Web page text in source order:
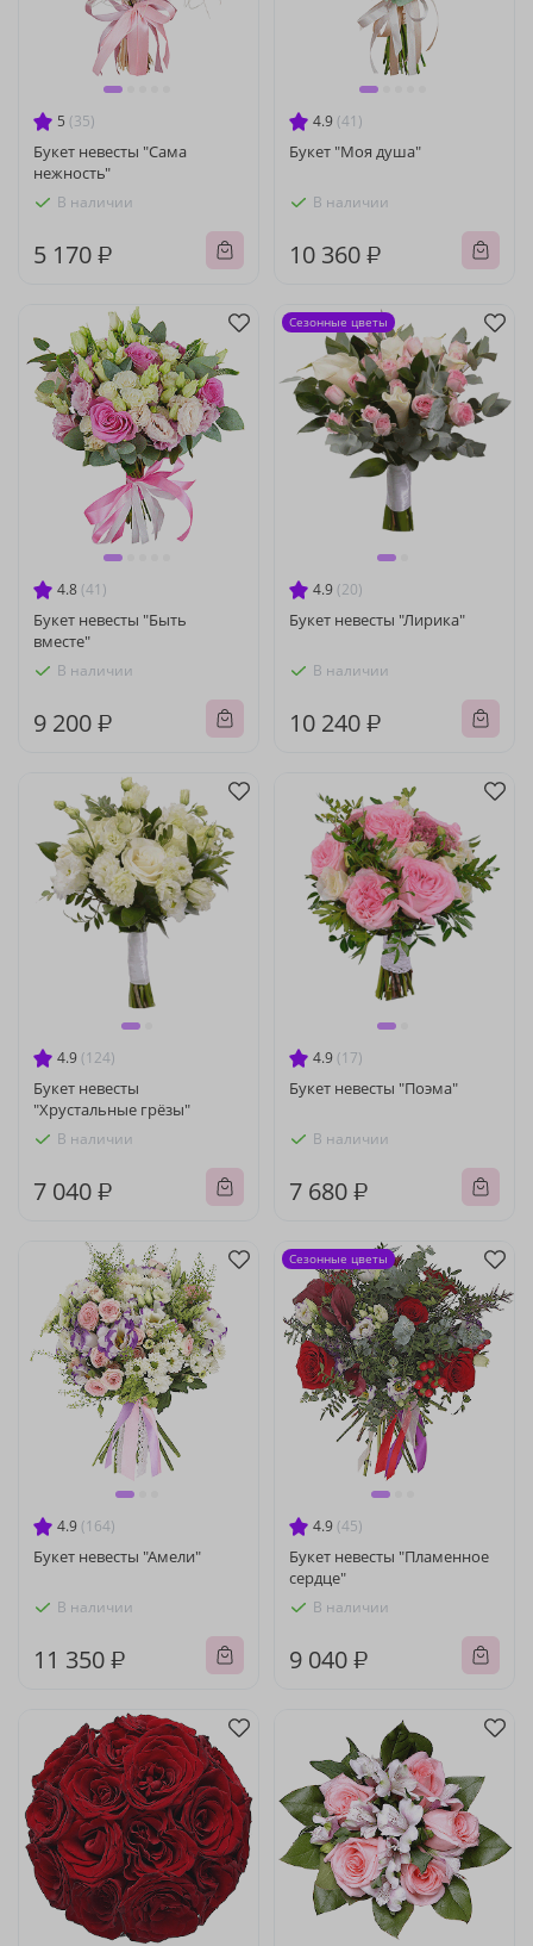
5 (35)
Букет невесты "Сама
нежность"
В наличии
5 170 ₽
4.9 (41)
Букет "Моя душа"
В наличии
10 360 ₽
4.8 (41)
Букет невесты "Быть
вместе"
В наличии
9 200 ₽
4.9 (20)
Букет невесты "Лирика"
В наличии
10 240 ₽
Сезонные цветы
4.9 (124)
Букет невесты
"Хрустальные грёзы"
В наличии
7 040 ₽
4.9 (17)
Букет невесты "Поэма"
В наличии
7 680 ₽
4.9 (164)
Букет невесты "Амели"
В наличии
11 350 ₽
4.9 (45)
Букет невесты "Пламенное
сердце"
В наличии
9 040 ₽
Сезонные цветы